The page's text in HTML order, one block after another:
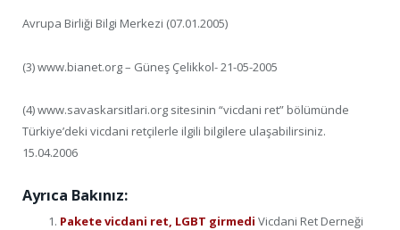
Avrupa Birliği Bilgi Merkezi (07.01.2005)
(3) www.bianet.org – Güneş Çelikkol- 21-05-2005
(4) www.savaskarsitlari.org sitesinin “vicdani ret” bölümünde
Türkiye’deki vicdani retçilerle ilgili bilgilere ulaşabilirsiniz.
15.04.2006
Ayrıca Bakınız:
Pakete vicdani ret, LGBT girmedi Vicdani Ret Derneği